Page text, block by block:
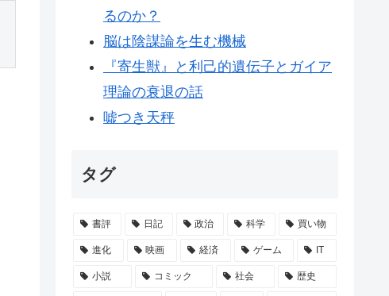
るのか？
脳は陰謀論を生む機械
『寄生獣』と利己的遺伝子とガイア
理論の衰退の話
嘘つき天秤
タグ
書評 日記 政治 科学 買い物
進化 映画 経済 ゲーム IT
小説 コミック 社会 歴史